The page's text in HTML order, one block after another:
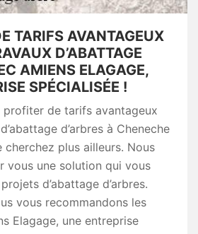
TARIFS AVANTAGEUX
D’ABATTAGE
AMIENS ELAGAGE,
SPÉCIALISÉE !
profiter de tarifs avantageux
d’arbres à Cheneche
cherchez plus ailleurs. Nous
vous une solution qui vous
d’abattage d’arbres.
vous recommandons les
Elagage, une entreprise